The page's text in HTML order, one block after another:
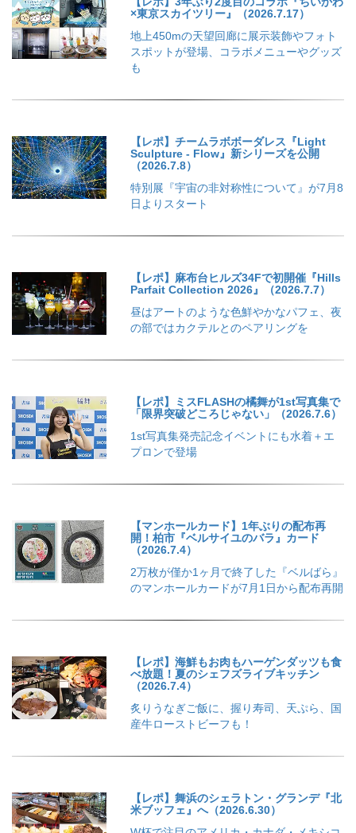
×東京スカイツリー』（2026.7.17）
地上450mの天望回廊に展示装飾やフォト
スポットが登場、コラボメニューやグッズ
も
【レポ】チームラボボーダレス『Light
Sculpture - Flow』新シリーズを公開
（2026.7.8）
特別展『宇宙の非対称性について』が7月8
日よりスタート
【レポ】麻布台ヒルズ34Fで初開催『Hills
Parfait Collection 2026』（2026.7.7）
昼はアートのような色鮮やかなパフェ、夜
の部ではカクテルとのペアリングを
【レポ】ミスFLASHの橘舞が1st写真集で
「限界突破どころじゃない」（2026.7.6）
1st写真集発売記念イベントにも水着＋エ
プロンで登場
【マンホールカード】1年ぶりの配布再
開！柏市『ベルサイユのバラ』カード
（2026.7.4）
2万枚が僅か1ヶ月で終了した『ベルばら』
のマンホールカードが7月1日から配布再開
【レポ】海鮮もお肉もハーゲンダッツも食
べ放題！夏のシェフズライブキッチン
（2026.7.4）
炙りうなぎご飯に、握り寿司、天ぷら、国
産牛ローストビーフも！
【レポ】舞浜のシェラトン・グランデ『北
米ブッフェ』へ（2026.6.30）